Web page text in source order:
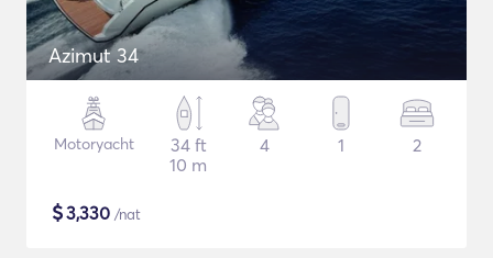
Azimut 34
Motoryacht
34 ft
10 m
4 1 2
$3,330 /nat